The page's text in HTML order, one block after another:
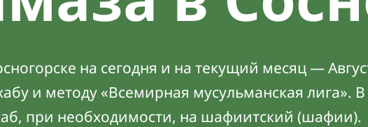
на сегодня и на текущий месяц —
и методу «Всемирная мусульманская лига». В
при необходимости, на шафиитский (шафии).